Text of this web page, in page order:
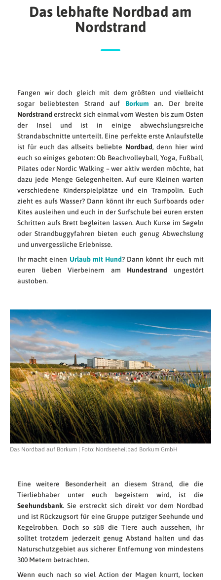
Das lebhafte Nordbad am
Nordstrand
Fangen wir doch gleich mit dem größten und vielleicht
sogar beliebtesten Strand auf Borkum an. Der breite
Nordstranderstreckt sich einmal vom Westen bis zum Osten
der Insel und ist in einige abwechslungsreiche
Strandabschnitte unterteilt. Eine perfekte erste Anlaufstelle
ist für euch das allseits beliebte Nordbad, denn hier wird
euch so einiges geboten: Ob Beachvolleyball, Yoga, Fußball,
Pilates oder Nordic Walking – wer aktiv werden möchte, hat
dazu jede Menge Gelegenheiten. Auf eure Kleinen warten
verschiedene Kinderspielplätze und ein Trampolin. Euch
zieht es aufs Wasser? Dann könnt ihr euch Surfboards oder
Kites ausleihen und euch in der Surfschule bei euren ersten
Schritten aufs Brett begleiten lassen. Auch Kurse im Segeln
oder Strandbuggyfahren bieten euch genug Abwechslung
und unvergessliche Erlebnisse.
Ihr macht einen Urlaub mit Hund? Dann könnt ihr euch mit
euren lieben Vierbeinern am Hundestrand ungestört
austoben.
Das Nordbad auf Borkum | Foto: Nordseeheilbad Borkum GmbH
Eine weitere Besonderheit an diesem Strand, die die
Tierliebhaber unter euch begeistern wird, ist die
Seehundsbank. Sie erstreckt sich direkt vor dem Nordbad
und ist Rückzugsort für eine Gruppe putziger Seehunde und
Kegelrobben. Doch so süß die Tiere auch aussehen, ihr
solltet trotzdem jederzeit genug Abstand halten und das
Naturschutzgebiet aus sicherer Entfernung von mindestens
300 Metern betrachten.
Wenn euch nach so viel Action der Magen knurrt, locken